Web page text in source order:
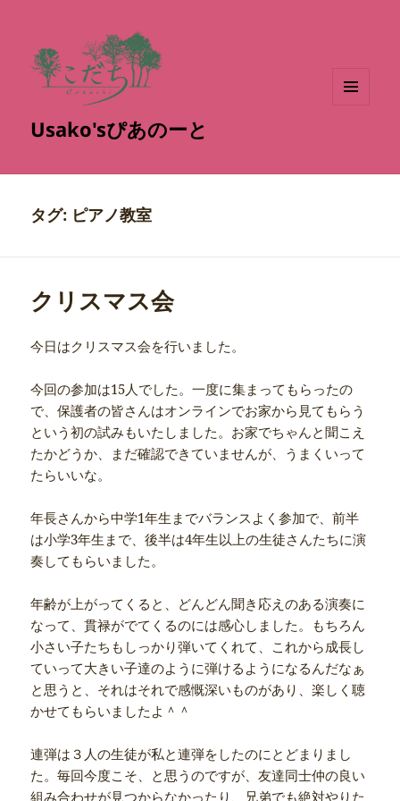
Usako'sぴあのーと
タグ: ピアノ教室
クリスマス会
今日はクリスマス会を行いました。
今回の参加は15人でした。一度に集まってもらったの
で、保護者の皆さんはオンラインでお家から見てもらう
という初の試みもいたしました。お家でちゃんと聞こえ
たかどうか、まだ確認できていませんが、うまくいって
たらいいな。
年長さんから中学1年生までバランスよく参加で、前半
は小学3年生まで、後半は4年生以上の生徒さんたちに演
奏してもらいました。
年齢が上がってくると、どんどん聞き応えのある演奏に
なって、貫禄がでてくるのには感心しました。もちろん
小さい子たちもしっかり弾いてくれて、これから成長し
ていって大きい子達のように弾けるようになるんだなぁ
と思うと、それはそれで感慨深いものがあり、楽しく聴
かせてもらいましたよ＾＾
連弾は３人の生徒が私と連弾をしたのにとどまりまし
た。毎回今度こそ、と思うのですが、友達同士仲の良い
組み合わせが見つからなかったり、兄弟でも絶対やりた